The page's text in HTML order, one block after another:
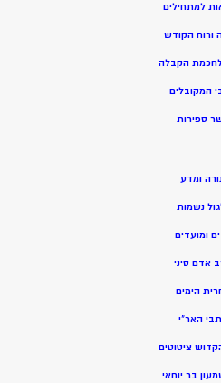
למתחילים
ורוח הקודש
הקבלה
המקובלים
ספירות
ומדע
נשמות
ומועדים
אדם סיני
הימים
האר”י
ציטוטים
בר יוחאי